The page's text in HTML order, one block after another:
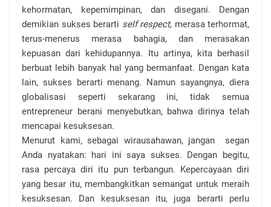
kehormatan, kepemimpinan, dan disegani. Dengan
demikian sukses berarti self respect, merasa terhormat,
terus-menerus merasa bahagia, dan merasakan
kepuasan dari kehidupannya. Itu artinya, kita berhasil
berbuat lebih banyak hal yang bermanfaat. Dengan kata
lain, sukses berarti menang. Namun sayangnya, diera
globalisasi seperti sekarang ini, tidak semua
entrepreneur berani menyebutkan, bahwa dirinya telah
mencapai kesuksesan.
Menurut kami, sebagai wirausahawan, jangan
segan
Anda nyatakan: hari ini saya sukses. Dengan begitu,
rasa percaya diri itu pun terbangun. Kepercayaan diri
yang besar itu, membangkitkan semangat untuk meraih
kesuksesan. Dan kesuksesan itu, juga berarti perlu